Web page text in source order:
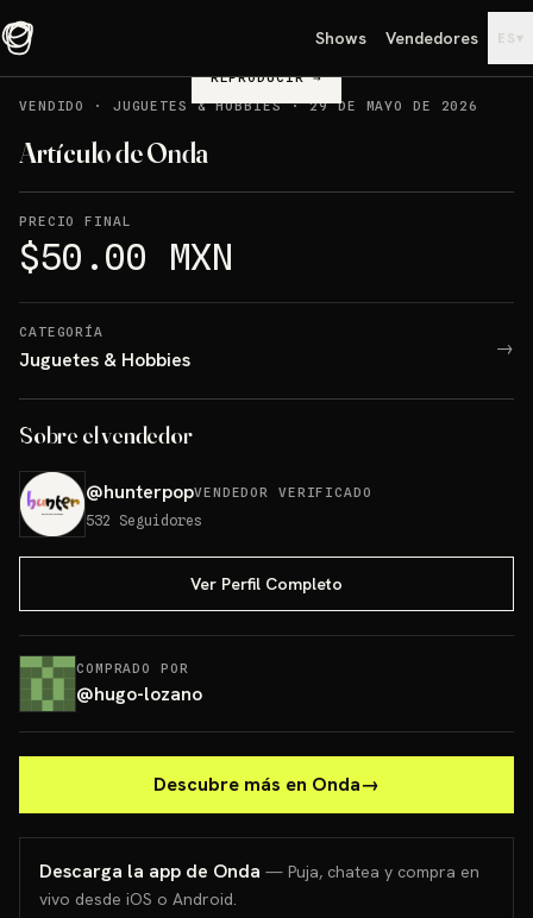
Shows Vendedores ES ▾
REPRODUCIR→
VENDIDO
· JUGUETES & HOBBIES·29 DE MAYO DE 2026
Artículo de Onda
PRECIO FINAL
$50.00 MXN
CATEGORÍA
Juguetes & Hobbies →
Sobre el vendedor
@hunterpopVENDEDOR VERIFICADO
532 Seguidores
Ver Perfil Completo
COMPRADO POR
@hugo-lozano
Descubre más en Onda→
Descarga la app de Onda — Puja, chatea y compra en
vivo desde iOS o Android.